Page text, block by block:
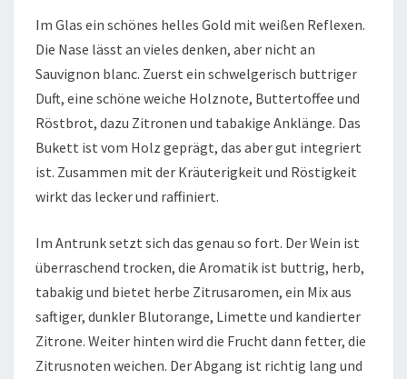
Im Glas ein schönes helles Gold mit weißen Reflexen.
Die Nase lässt an vieles denken, aber nicht an
Sauvignon blanc. Zuerst ein schwelgerisch buttriger
Duft, eine schöne weiche Holznote, Buttertoffee und
Röstbrot, dazu Zitronen und tabakige Anklänge. Das
Bukett ist vom Holz geprägt, das aber gut integriert
ist. Zusammen mit der Kräuterigkeit und Röstigkeit
wirkt das lecker und raffiniert.
Im Antrunk setzt sich das genau so fort. Der Wein ist
überraschend trocken, die Aromatik ist buttrig, herb,
tabakig und bietet herbe Zitrusaromen, ein Mix aus
saftiger, dunkler Blutorange, Limette und kandierter
Zitrone. Weiter hinten wird die Frucht dann fetter, die
Zitrusnoten weichen. Der Abgang ist richtig lang und